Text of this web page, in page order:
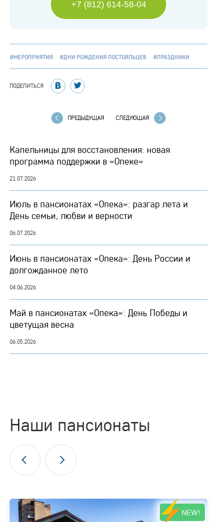
+7 (812) 614-58-04
#МЕРОПРИЯТИЯ #ДНИ РОЖДЕНИЯ ПОСТОЯЛЬЦЕВ #ПРАЗДНИКИ
ПОДЕЛИТЬСЯ
ПРЕДЫДУЩАЯ СЛЕДУЮЩАЯ
Капельницы для восстановления: новая
программа поддержки в «Опеке»
21.07.2026
Июль в пансионатах «Опека»: разгар лета и
День семьи, любви и верности
06.07.2026
Июнь в пансионатах «Опека»: День России и
долгожданное лето
04.06.2026
Май в пансионатах «Опека»: День Победы и
цветущая весна
06.05.2026
Наши пансионаты
NEW!